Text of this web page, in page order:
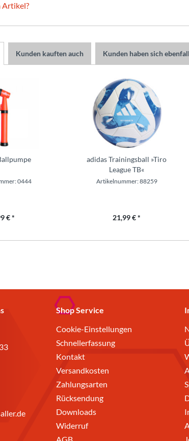
Artikel?
Kunden kauften auch Kunden haben sich
0444
€ *
adidas Trainingsball »Tiro
League TB«
Artikelnummer: 88259
21,99 € *
Shop Service
Cookie-Einstellungen
Schnellerfassung
Kontakt
Versandkosten
Zahlungsarten
Rücksendung
Downloads
Widerruf